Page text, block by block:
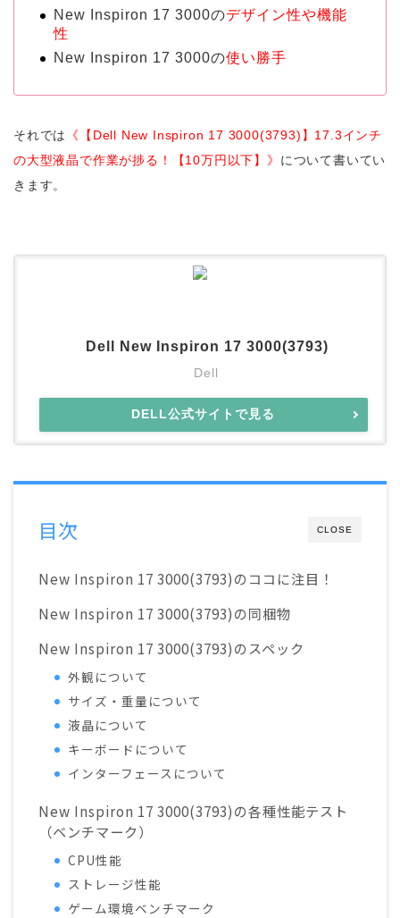
New Inspiron 17 3000のデザイン性や機能
性
New Inspiron 17 3000の使い勝手
それでは
《【Dell New Inspiron 17 3000(3793)】17.3インチ
の大型液晶で作業が捗る！【10万円以下】》 について書いてい
きます。
Dell New Inspiron 17 3000(3793)
Dell
DELL公式サイトで見る
CLOSE
目次
New Inspiron 17 3000(3793)のココに注目！
New Inspiron 17 3000(3793)の同梱物
New Inspiron 17 3000(3793)のスペック
外観について
サイズ・重量について
液晶について
キーボードについて
インターフェースについて
New Inspiron 17 3000(3793)の各種性能テスト
（ベンチマーク）
CPU性能
ストレージ性能
ゲーム環境ベンチマーク